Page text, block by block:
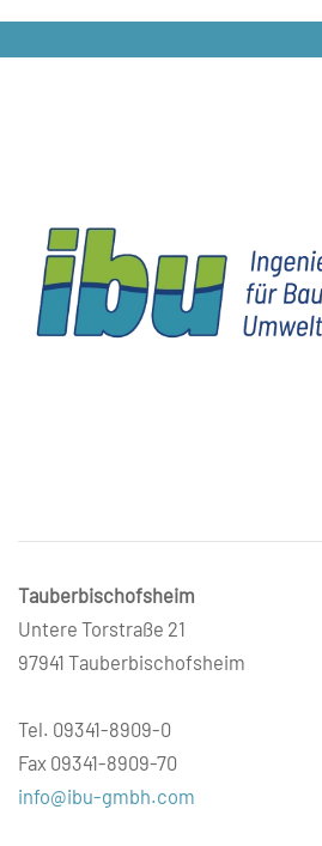
Tauberbischofsheim
Untere Torstraße 21
97941 Tauberbischofsheim
Tel. 09341-8909-0
Fax 09341-8909-70
info@ibu-gmbh.com